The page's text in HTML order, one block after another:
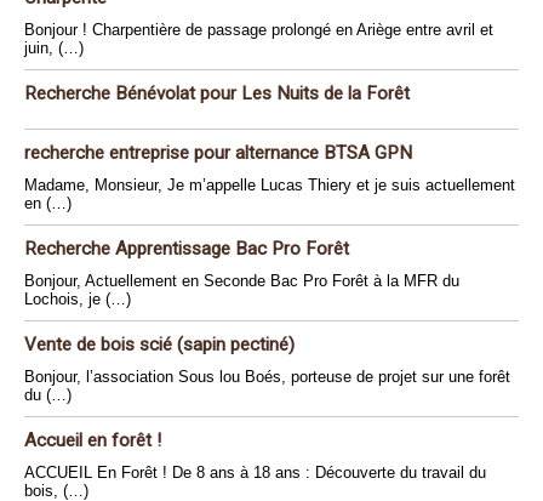
Bonjour ! Charpentière de passage prolongé en Ariège entre avril et
juin, (…)
Recherche Bénévolat pour Les Nuits de la Forêt
recherche entreprise pour alternance BTSA GPN
Madame, Monsieur, Je m’appelle Lucas Thiery et je suis actuellement
en (…)
Recherche Apprentissage Bac Pro Forêt
Bonjour, Actuellement en Seconde Bac Pro Forêt à la MFR du
Lochois, je (…)
Vente de bois scié (sapin pectiné)
Bonjour, l’association Sous lou Boés, porteuse de projet sur une forêt
du (…)
Accueil en forêt !
ACCUEIL En Forêt ! De 8 ans à 18 ans : Découverte du travail du
bois, (…)